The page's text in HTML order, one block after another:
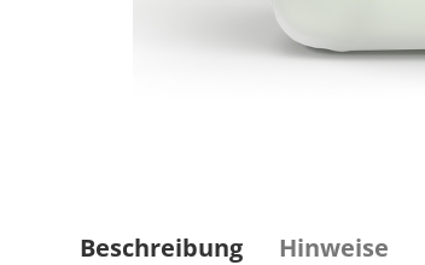
Beschreibung Hinweise